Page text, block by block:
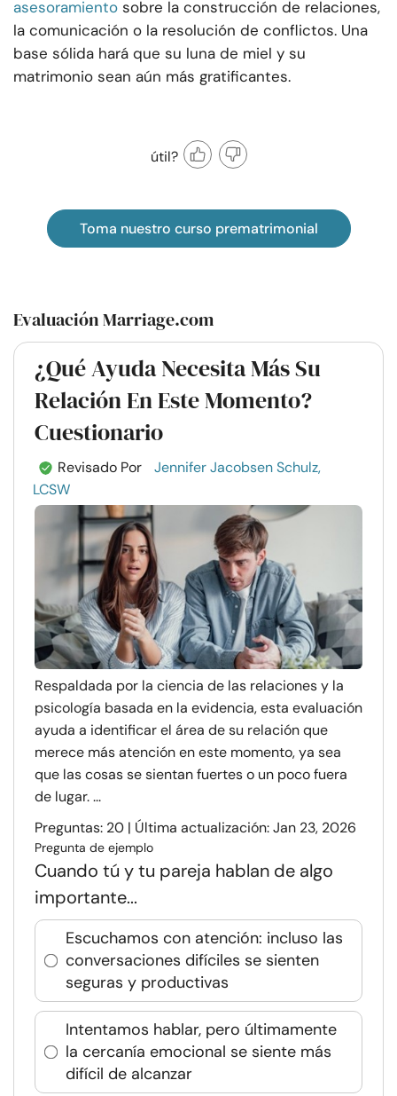
asesoramiento sobre la construcción de relaciones,
la comunicación o la resolución de conflictos. Una
base sólida hará que su luna de miel y su
matrimonio sean aún más gratificantes.
útil?
Toma nuestro curso prematrimonial
Evaluación Marriage.com
¿Qué Ayuda Necesita Más Su
Relación En Este Momento?
Cuestionario
Revisado Por
Jennifer Jacobsen Schulz,
LCSW
Respaldada por la ciencia de las relaciones y la
psicología basada en la evidencia, esta evaluación
ayuda a identificar el área de su relación que
merece más atención en este momento, ya sea
que las cosas se sientan fuertes o un poco fuera
de lugar. ...
Preguntas: 20 | Última actualización: Jan 23, 2026
Pregunta de ejemplo
Cuando tú y tu pareja hablan de algo
importante...
Escuchamos con atención: incluso las
conversaciones difíciles se sienten
seguras y productivas
Intentamos hablar, pero últimamente
la cercanía emocional se siente más
difícil de alcanzar